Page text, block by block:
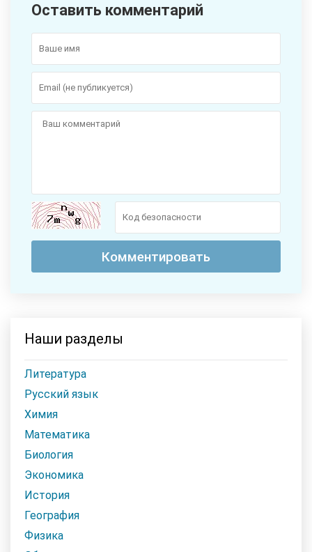
Оставить комментарий
Наши разделы
Литература
Русский язык
Химия
Математика
Биология
Экономика
История
География
Физика